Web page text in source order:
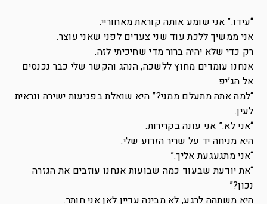
“עידו.” אני שומע אותה קוראת מאחוריי.
אני ממשיך ללכת עוד שני צעדים לפני שאני עוצר.
רק כדי שלא יהיה ברור מדי שחיכיתי לזה.
אנחנו עומדים מחוץ ללשכה, הנהג והקשר שלי כבר נכנסים
אל הג’יפ.
“למה אתה מתעלם ממני?” היא שואלת בפגיעות ישירה ונראית
לעין.
“אני לא.” אני עונה בקרירות.
היא מניחה יד על שריר הזרוע שלי.
“אני מתגעגעת אליך.”
“את יודעת שבעוד כמה שבועות אנחנו עוזבים את הגזרה
נכון?”
היא משתהה לרגע, לא מבינה עדיין לאן אני חותר.